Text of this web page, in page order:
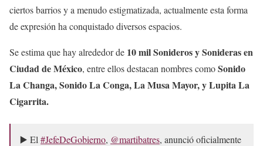
ciertos barrios y a menudo estigmatizada, actualmente esta forma
de expresión ha conquistado diversos espacios.
Se estima que hay alrededor de 10 mil Sonideros y Sonideras en
Ciudad de México, entre ellos destacan nombres comoSonido
La Changa, Sonido La Conga, La Musa Mayor, y Lupita La
Cigarrita.
▶️ El #JefeDeGobierno, @martibatres, anunció oficialmente